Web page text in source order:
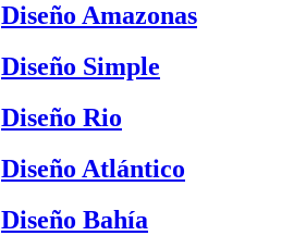
Diseño Amazonas
Diseño Simple
Diseño Rio
Diseño Atlántico
Diseño Bahía